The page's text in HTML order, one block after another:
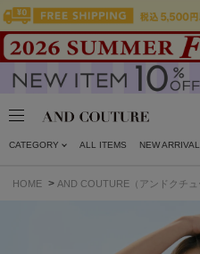
CATEGORY ALL ITEMS NEW ARRIVAL
HOME > AND COUTURE（アンドクチュ